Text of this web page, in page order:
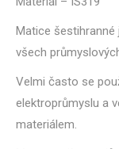
Matice
všech
Velmi často se
elektroprůmyslu a
materiálem.